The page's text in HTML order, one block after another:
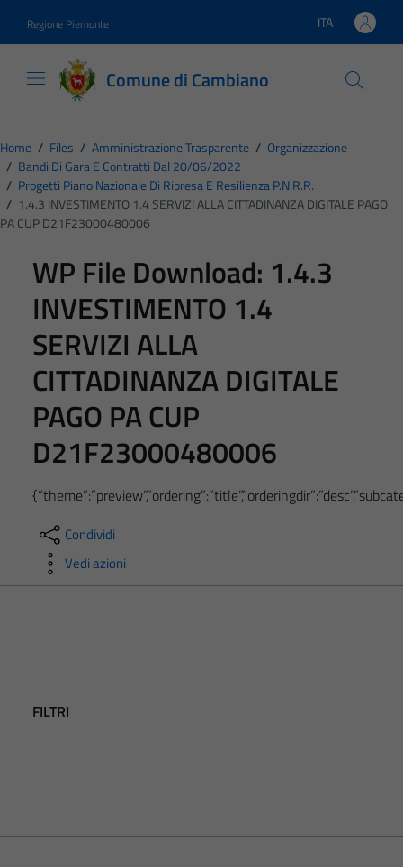
Regione Piemonte Lingua attiva:
ITA
Comune di Cambiano
Home / Files / Amministrazione Trasparente / Organizzazione
/ Bandi Di Gara E Contratti Dal 20/06/2022
/ Progetti Piano Nazionale Di Ripresa E Resilienza P.N.R.R.
/ 1.4.3 INVESTIMENTO 1.4 SERVIZI ALLA CITTADINANZA DIGITALE PAGO
PA CUP D21F23000480006
WP File Download: 1.4.3
INVESTIMENTO 1.4
SERVIZI ALLA
CITTADINANZA DIGITALE
PAGO PA CUP
D21F23000480006
Condividi
Vedi azioni
FILTRI